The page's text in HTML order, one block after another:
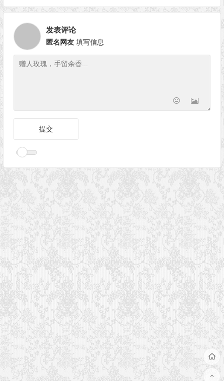
发表评论
匿名网友 填写信息